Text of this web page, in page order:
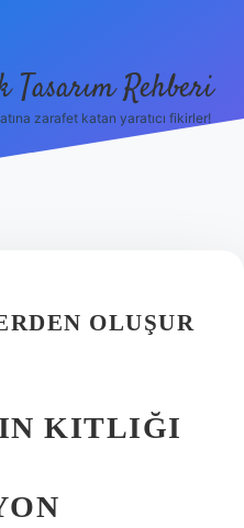
Tasarım Rehberi
zarafet katan yaratıcı fikirler!
OLUŞUR
KITLIĞI